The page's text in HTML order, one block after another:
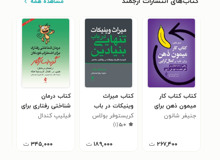
کتاب کتاب کار
میمون ذهن برای
غلبه بر کمال گرایی
جنیفر شانون
۲۶۷,۴۰۰ ت
کتاب میراث
وینیکات در باب
تنهایی بنیادین
کریستوفر بولاس
۵٫۰(۱)
۱۸۹,۰۰۰ ت
کتاب درمان
شناختی رفتاری برای
اضطراب کودکان،
فیلیپ کندال
۳۴۵,۰۰۰ ت